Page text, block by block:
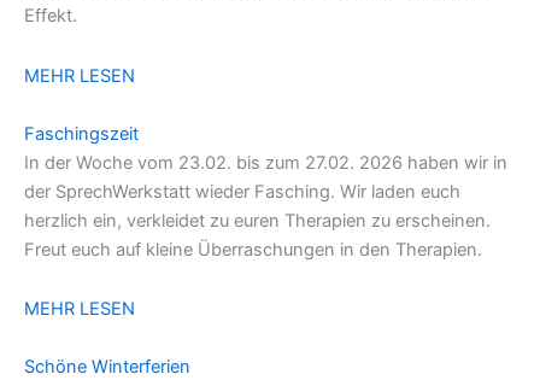
Effekt.
MEHR LESEN
Faschingszeit
In der Woche vom 23.02. bis zum 27.02. 2026 haben wir in
der SprechWerkstatt wieder Fasching. Wir laden euch
herzlich ein, verkleidet zu euren Therapien zu erscheinen.
Freut euch auf kleine Überraschungen in den Therapien.
MEHR LESEN
Schöne Winterferien